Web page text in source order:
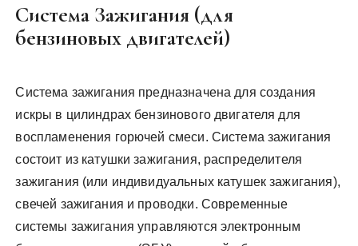
Система Зажигания (для
бензиновых двигателей)
Система зажигания предназначена для создания
искры в цилиндрах бензинового двигателя для
воспламенения горючей смеси. Система зажигания
состоит из катушки зажигания, распределителя
зажигания (или индивидуальных катушек зажигания),
свечей зажигания и проводки. Современные
системы зажигания управляются электронным